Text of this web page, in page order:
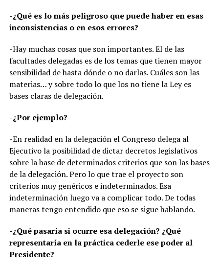
-¿Qué es lo más peligroso que puede haber en esas
inconsistencias o en esos errores?
-Hay muchas cosas que son importantes. El de las
facultades delegadas es de los temas que tienen mayor
sensibilidad de hasta dónde o no darlas. Cuáles son las
materias… y sobre todo lo que los no tiene la Ley es
bases claras de delegación.
-¿Por ejemplo?
-En realidad en la delegación el Congreso delega al
Ejecutivo la posibilidad de dictar decretos legislativos
sobre la base de determinados criterios que son las bases
de la delegación. Pero lo que trae el proyecto son
criterios muy genéricos e indeterminados. Esa
indeterminación luego va a complicar todo. De todas
maneras tengo entendido que eso se sigue hablando.
-¿Qué pasaría si ocurre esa delegación? ¿Qué
representaría en la práctica cederle ese poder al
Presidente?